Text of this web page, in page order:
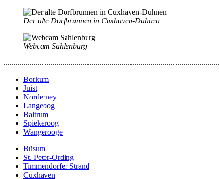
Der alte Dorfbrunnen in Cuxhaven-Duhnen
Webcam Sahlenburg
Borkum
Juist
Norderney
Langeoog
Baltrum
Spiekeroog
Wangerooge
Büsum
St. Peter-Ording
Timmendorfer Strand
Cuxhaven